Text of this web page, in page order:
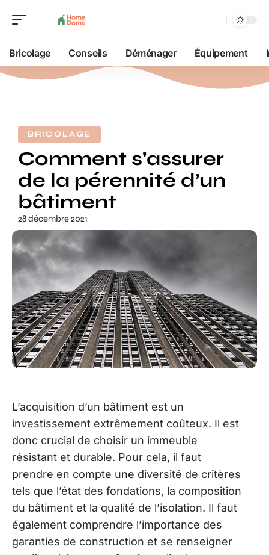
Bricolage Conseils Déménager Équipement
BRICOLAGE
Comment s’assurer
de la pérennité d’un
bâtiment
28 décembre 2021
L’acquisition d’un bâtiment est un
investissement extrêmement coûteux. Il est
donc crucial de choisir un immeuble
résistant et durable. Pour cela, il faut
prendre en compte une diversité de critères
tels que l’état des fondations, la composition
du bâtiment et la qualité de l’isolation. Il faut
également comprendre l’importance des
garanties de construction et se renseigner